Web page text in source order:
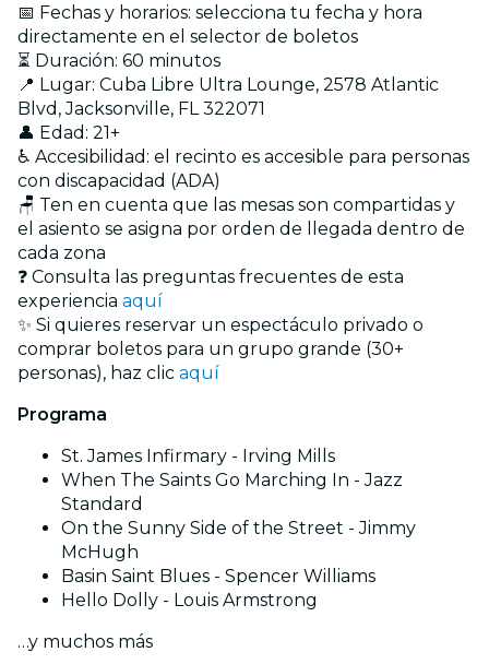
📅 Fechas y horarios: selecciona tu fecha y hora
directamente en el selector de boletos
⏳ Duración: 60 minutos
📍 Lugar: Cuba Libre Ultra Lounge, 2578 Atlantic
Blvd, Jacksonville, FL 322071
👤 Edad: 21+
♿ Accesibilidad: el recinto es accesible para personas
con discapacidad (ADA)
🪑 Ten en cuenta que las mesas son compartidas y
el asiento se asigna por orden de llegada dentro de
cada zona
❓ Consulta las preguntas frecuentes de esta
experiencia aquí
✨ Si quieres reservar un espectáculo privado o
comprar boletos para un grupo grande (30+
personas), haz clic aquí
Programa
St. James Infirmary - Irving Mills
When The Saints Go Marching In - Jazz
Standard
On the Sunny Side of the Street - Jimmy
McHugh
Basin Saint Blues - Spencer Williams
Hello Dolly - Louis Armstrong
…y muchos más